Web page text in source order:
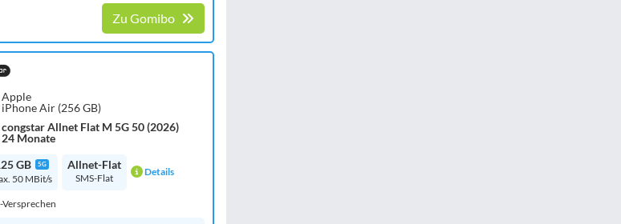
Zu Gomibo
Apple
iPhone Air (256 GB)
congstar Allnet Flat M 5G 50 (2026)
24 Monate
GB 5G
50 MBit/s
Allnet-Flat
SMS-Flat Details
Versprechen